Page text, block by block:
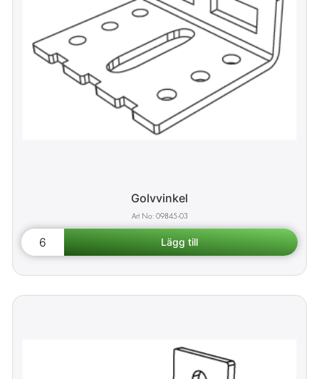
Golvvinkel
09845-03